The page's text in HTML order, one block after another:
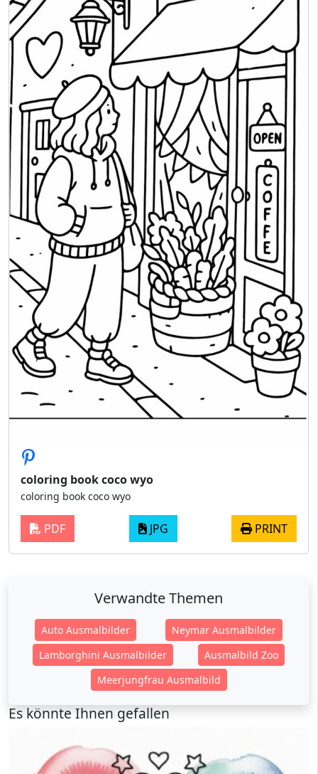
coloring book coco wyo
coloring book coco wyo
PDF JPG PRINT
Verwandte Themen
Auto Ausmalbilder
Neymar Ausmalbilder
Lamborghini Ausmalbilder
Ausmalbild Zoo
Meerjungfrau Ausmalbild
Es könnte Ihnen gefallen